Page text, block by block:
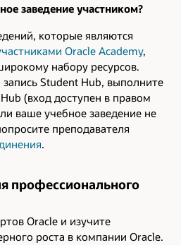
заведение участником?
которые являются
Oracle Academy,
набору ресурсов.
запись Student Hub, выполните
(вход доступен в правом
ваше учебное заведение не
преподавателя
.
профессионального
Oracle и изучите
роста в компании Oracle.